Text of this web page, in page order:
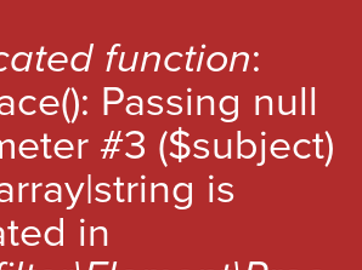
function:
Passing null
#3 ($subject)
is
in